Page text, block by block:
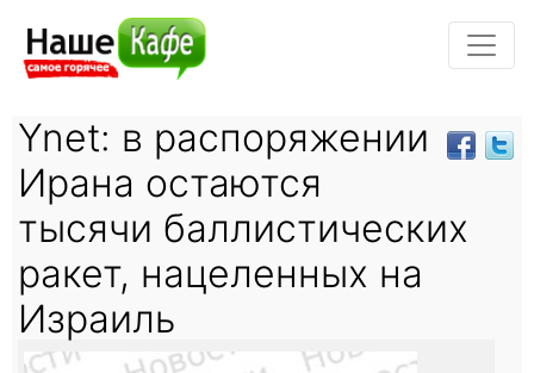
Ynet: в распоряжении
Ирана остаются
тысячи баллистических
ракет, нацеленных на
Израиль